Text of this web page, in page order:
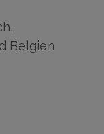
Belgien